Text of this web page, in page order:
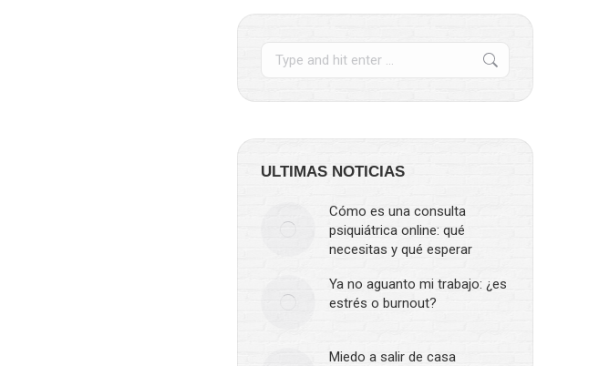
ULTIMAS NOTICIAS
Cómo es una consulta
psiquiátrica online: qué
necesitas y qué esperar
Ya no aguanto mi trabajo: ¿es
estrés o burnout?
Miedo a salir de casa